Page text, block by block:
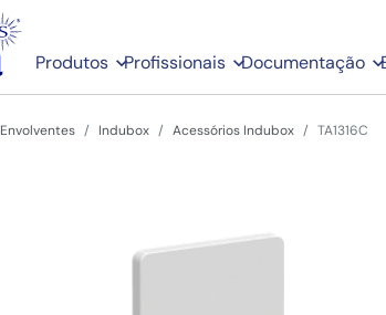
Produtos Profissionais Documentação
Envolventes Indubox Acessórios Indubox TA1316C